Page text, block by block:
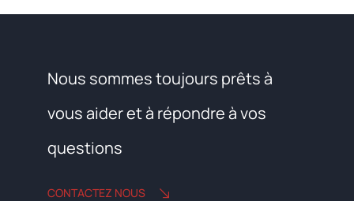
Nous sommes toujours prêts à
vous aider et à répondre à vos
questions
CONTACTEZ NOUS